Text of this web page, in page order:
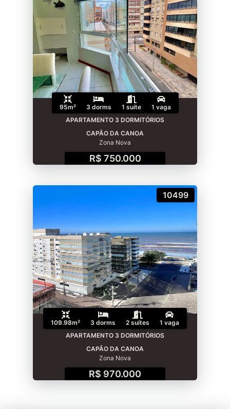
95m² 3 dorms 1 suíte
1 vaga
APARTAMENTO 3 DORMITÓRIOS
CAPÃO DA CANOA
Zona Nova
R$ 750.000
10499
109.98m² 3 dorms 2 suítes
1 vaga
APARTAMENTO 3 DORMITÓRIOS
CAPÃO DA CANOA
Zona Nova
R$ 970.000